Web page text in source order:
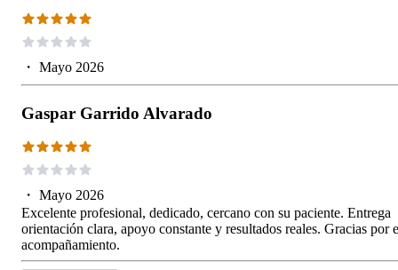
・ Mayo 2026
Gaspar Garrido Alvarado
・ Mayo 2026
Excelente profesional, dedicado, cercano con su paciente. Entrega
orientación clara, apoyo constante y resultados reales. Gracias por
acompañamiento.